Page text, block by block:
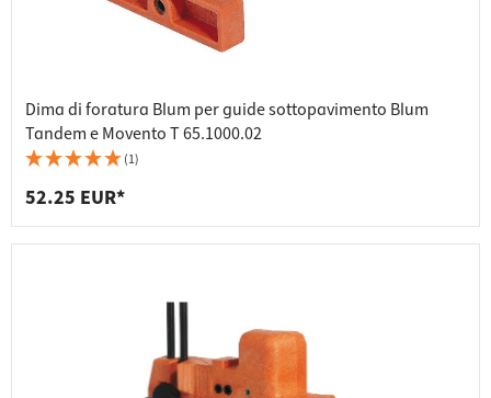
Dima di foratura Blum per guide sottopavimento Blum
Tandem e Movento T 65.1000.02
(1)
52.25 EUR*